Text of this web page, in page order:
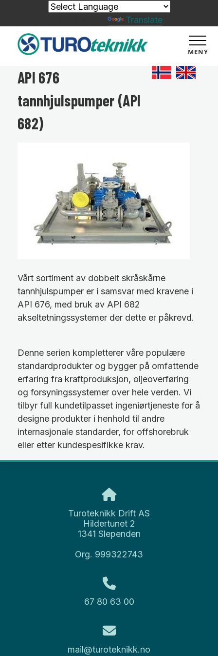
MENY
API 676
tannhjulspumper (API
682)
Vårt sortiment av dobbelt skråskårne
tannhjulspumper er i samsvar med kravene i
API 676, med bruk av API 682
akseltetningssystemer der dette er påkrevd.
Denne serien kompletterer våre populære
standardprodukter og bygger på omfattende
erfaring fra kraftproduksjon, oljeoverføring
og forsyningssystemer over hele verden. Vi
tilbyr full kundetilpasset ingeniørtjeneste for å
designe produkter i henhold til andre
internasjonale standarder, for offshorebruk
eller etter kundespesifikke krav.
Translate
Turoteknikk Drift AS
Hildertunet 2
1341 Slependen
Org. 999322743
67 80 63 00
mail@turoteknikk.no